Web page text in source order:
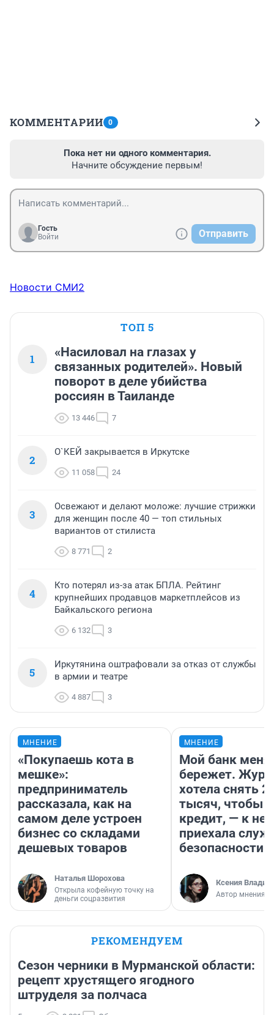
КОММЕНТАРИИ 0
Пока нет ни одного комментария.
Начните обсуждение первым!
Гость
Войти
Отправить
Новости СМИ2
ТОП 5
1
«Насиловал на глазах у
связанных родителей». Новый
поворот в деле убийства
россиян в Таиланде
13 446 7
2
О`КЕЙ закрывается в Иркутске
11 058 24
3
Освежают и делают моложе: лучшие стрижки
для женщин после 40 — топ стильных
вариантов от стилиста
8 771 2
4
Кто потерял из-за атак БПЛА. Рейтинг
крупнейших продавцов маркетплейсов из
Байкальского региона
6 132 3
5
Иркутянина оштрафовали за отказ от службы
в армии и театре
4 887 3
МНЕНИЕ
«Покупаешь кота в
мешке»:
предприниматель
рассказала, как на
самом деле устроен
бизнес со складами
дешевых товаров
Наталья Шорохова
Открыла кофейную точку на
деньги соцразвития
МНЕНИЕ
Мой банк меня
бережет.
хотела снять
тысяч, чтобы
кредит, — к
приехала
безопасности
Ксения
Автор мнения
РЕКОМЕНДУЕМ
Сезон черники в Мурманской области:
рецепт хрустящего ягодного
штруделя за полчаса